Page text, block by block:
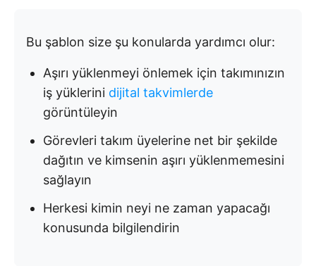
Bu şablon size şu konularda yardımcı olur:
Aşırı yüklenmeyi önlemek için takımınızın
iş yüklerini dijital takvimlerde
görüntüleyin
Görevleri takım üyelerine net bir şekilde
dağıtın ve kimsenin aşırı yüklenmemesini
sağlayın
Herkesi kimin neyi ne zaman yapacağı
konusunda bilgilendirin